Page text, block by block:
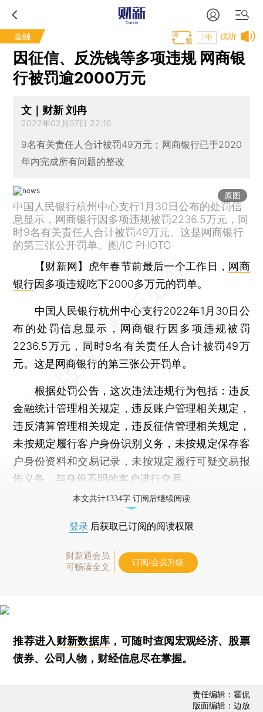
金融 试听
T中
因征信、反洗钱等多项违规 网商银
行被罚逾2000万元
文｜财新 刘冉
2022年02月07日 22:16
9名有关责任人合计被罚49万元；网商银行已于2020
年内完成所有问题的整改
原图
中国人民银行杭州中心支行1月30日公布的处罚信
息显示，网商银行因多项违规被罚2236.5万元，同
时9名有关责任人合计被罚49万元。这是网商银行
的第三张公开罚单。图/IC PHOTO
【财新网】
虎年春节前最后一个工作日， 网商
银行因多项违规吃下2000多万元的罚单。
中国人民银行杭州中心支行2022年1月30日公
布的处罚信息显示，网商银行因多项违规被罚
2236.5万元，同时9名有关责任人合计被罚49万
元。这是网商银行的第三张公开罚单。
根据处罚公告，这次违法违规行为包括：违反
金融统计管理相关规定，违反账户管理相关规定，
违反清算管理相关规定，违反征信管理相关规定，
未按规定履行客户身份识别义务，未按规定保存客
户身份资料和交易记录，未按规定履行可疑交易报
告义务，与身份不明的客户进行交易。
本文共计1334字 订阅后继续阅读
登录 后获取已订阅的阅读权限
财新通会员
可畅读全文
订阅/会员升级
推荐进入财新数据库 ，可随时查阅宏观经济、股票
债券、公司人物，财经信息尽在掌握。
责任编辑：霍侃
版面编辑：边放